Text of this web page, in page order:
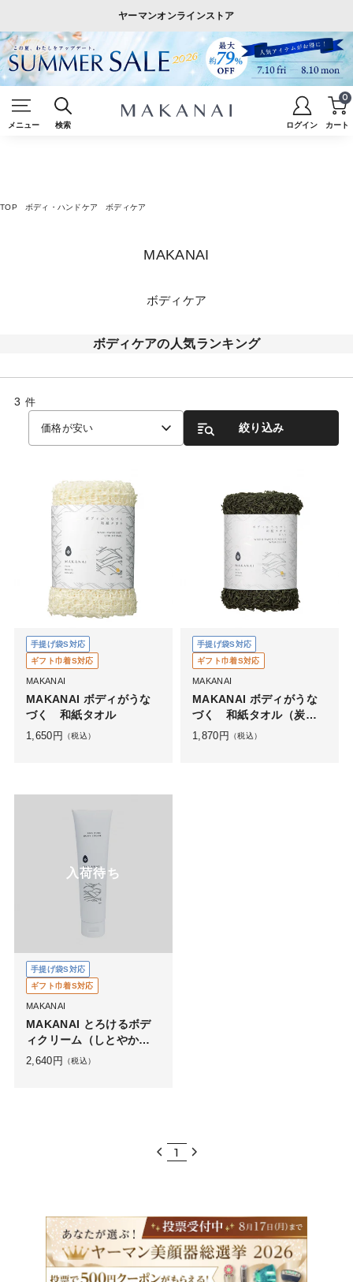
ヤーマンオンラインストア
メニュー 検索 ログイン カート
0
TOP ボディ・ハンドケア ボディケア
MAKANAI
ボディケア
ボディケアの人気ランキング
3 件
価格が安い 絞り込み
手提げ袋S対応
ギフト巾着S対応
MAKANAI
MAKANAI ボディがうな
づく 和紙タオル
1,650 円 （税込）
手提げ袋S対応
ギフト巾着S対応
MAKANAI
MAKANAI ボディがうな
づく 和紙タオル（炭入
り）
1,870 円 （税込）
入荷待ち
手提げ袋S対応
ギフト巾着S対応
MAKANAI
MAKANAI とろけるボデ
ィクリーム（しとやかな
椿の香り）
2,640 円 （税込）
1